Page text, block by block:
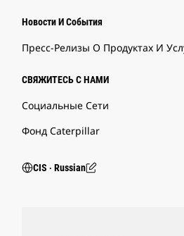
Новости И События
Пресс-Релизы О Продуктах И
СВЯЖИТЕСЬ С НАМИ
Социальные Сети
Фонд Caterpillar
CIS ‧ Russian